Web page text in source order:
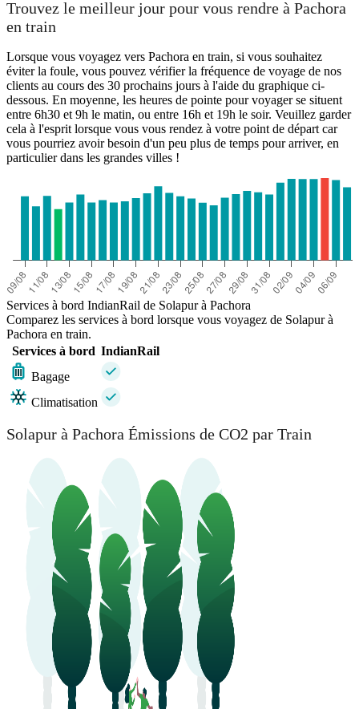
Trouvez le meilleur jour pour vous rendre à Pachora
en train
Lorsque vous voyagez vers Pachora en train, si vous souhaitez
éviter la foule, vous pouvez vérifier la fréquence de voyage de nos
clients au cours des 30 prochains jours à l'aide du graphique ci-
dessous. En moyenne, les heures de pointe pour voyager se situent
entre 6h30 et 9h le matin, ou entre 16h et 19h le soir. Veuillez garder
cela à l'esprit lorsque vous vous rendez à votre point de départ car
vous pourriez avoir besoin d'un peu plus de temps pour arriver, en
particulier dans les grandes villes !
Services à bord IndianRail de Solapur à Pachora
Comparez les services à bord lorsque vous voyagez de Solapur à
Pachora en train.
Services à bord IndianRail
Bagage
Climatisation
Solapur à Pachora Émissions de CO2 par Train